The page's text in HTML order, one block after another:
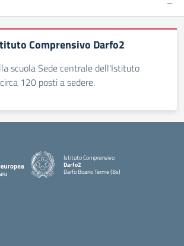
Comprensivo Darfo2
scuola Sede centrale dell'Istituto
120 posti a sedere.
Istituto Comprensivo
Darfo2
Darfo Boario Terme (Bs)